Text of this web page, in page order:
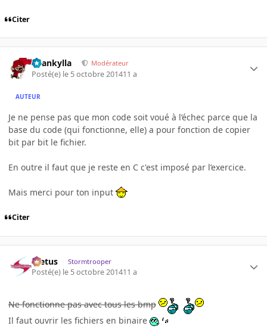
Citer
beankylla Modérateur
Posté(e) le 5 octobre 201411 a
AUTEUR
Je ne pense pas que mon code soit voué à l’échec parce que la
base du code (qui fonctionne, elle) a pour fonction de copier
bit par bit le fichier.
En outre il faut que je reste en C c'est imposé par l’exercice.
Mais merci pour ton input
Citer
foetus Stormtrooper
Posté(e) le 5 octobre 201411 a
Ne fonctionne pas avec tous les bmp
Il faut ouvrir les fichiers en binaire